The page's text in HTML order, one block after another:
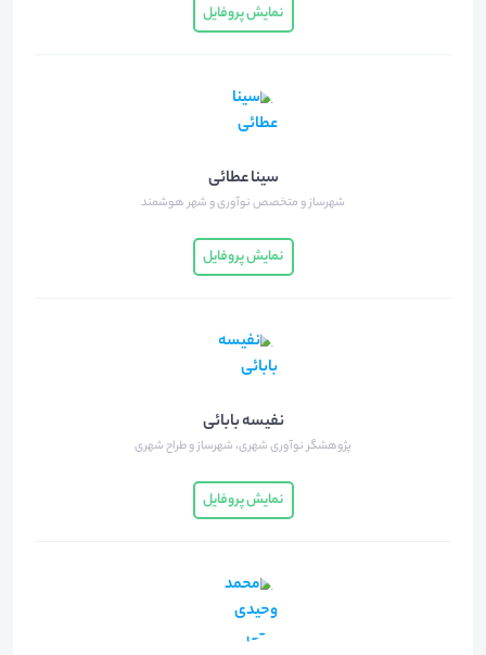
نمایش پروفایل
سینا عطائی
شهرساز و متخصص نوآوری و شهر هوشمند
نمایش پروفایل
نفیسه بابائی
پژوهشگر نوآوری شهری، شهرساز و طراح شهری
نمایش پروفایل